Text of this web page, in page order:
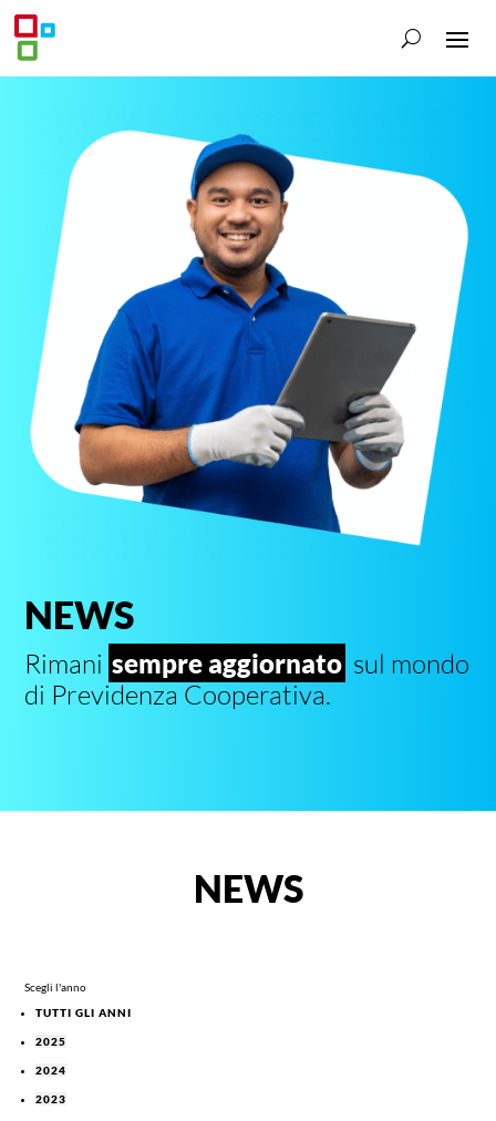
NEWS
Rimani sempre aggiornato sul mondo
di Previdenza Cooperativa.
NEWS
Scegli l'anno
TUTTI GLI ANNI
2025
2024
2023